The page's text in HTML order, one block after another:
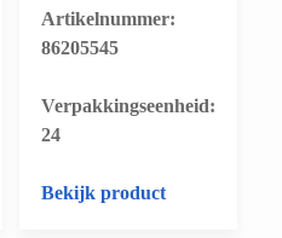
Artikelnummer:
86205545
​Verpakkingseenheid:
24
Bekijk product